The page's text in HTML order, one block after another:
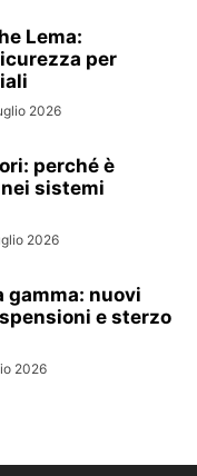
Lema:
per
2026
perché è
sistemi
2026
gamma: nuovi
e sterzo
2026